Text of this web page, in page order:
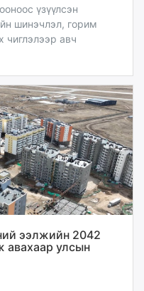
үзүүлсэн
шинэчлэл, горим
чиглэлээр авч
ээлжийн 2042
авахаар улсын